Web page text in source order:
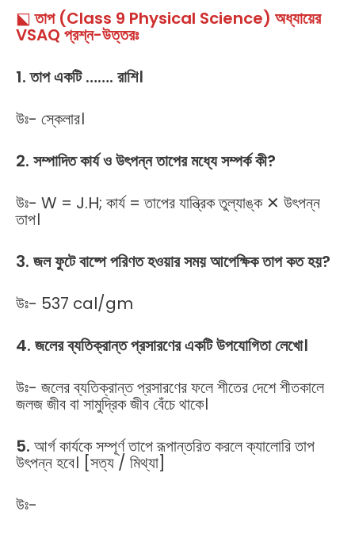
⬕ তাপ (Class 9 Physical Science) অধ্যায়ের
VSAQ প্রশ্ন-উত্তরঃ
1. তাপ একটি ……. রাশি।
উঃ- স্কেলার।
2. সম্পাদিত কার্য ও উৎপন্ন তাপের মধ্যে সম্পর্ক কী?
উঃ- W = J.H; কার্য = তাপের যান্ত্রিক তুল্যাঙ্ক ✕ উৎপন্ন
তাপ।
3. জল ফুটে বাষ্পে পরিণত হওয়ার সময় আপেক্ষিক তাপ কত হয়?
উঃ- 537 cal/gm
4. জলের ব্যতিক্রান্ত প্রসারণের একটি উপযোগিতা লেখো।
উঃ- জলের ব্যতিক্রান্ত প্রসারণের ফলে শীতের দেশে শীতকালে
জলজ জীব বা সামুদ্রিক জীব বেঁচে থাকে।
5. আর্গ কার্যকে সম্পূর্ণ তাপে রূপান্তরিত করলে ক্যালোরি তাপ
উৎপন্ন হবে। [সত্য / মিথ্যা]
উঃ-